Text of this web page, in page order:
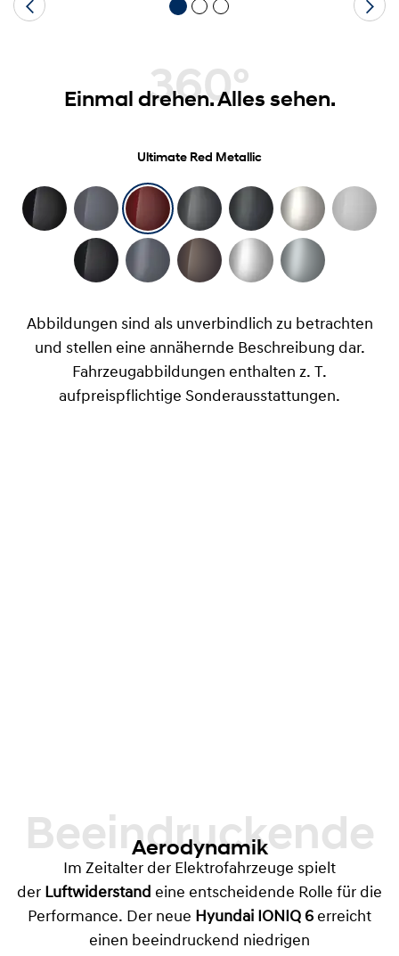
360°
Einmal drehen. Alles sehen.
Ultimate Red Metallic
Abbildungen sind als unverbindlich zu betrachten
und stellen eine annähernde Beschreibung dar.
Fahrzeugabbildungen enthalten z. T.
aufpreispflichtige Sonderausstattungen.
Beeindruckende
Aerodynamik
Im Zeitalter der Elektrofahrzeuge spielt
der Luftwiderstand eine entscheidende Rolle für die
Performance. Der neue Hyundai IONIQ 6 erreicht
einen beeindruckend niedrigen